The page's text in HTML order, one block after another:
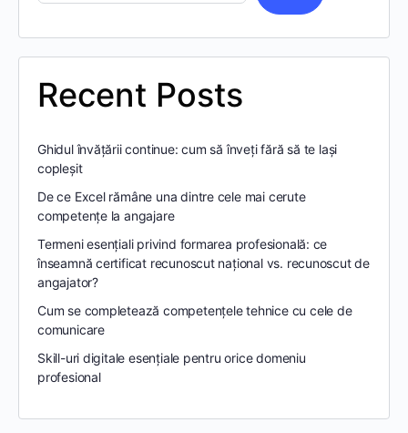
Recent Posts
Ghidul învățării continue: cum să înveți fără să te lași
copleșit
De ce Excel rămâne una dintre cele mai cerute
competențe la angajare
Termeni esențiali privind formarea profesională: ce
înseamnă certificat recunoscut național vs. recunoscut de
angajator?
Cum se completează competențele tehnice cu cele de
comunicare
Skill-uri digitale esențiale pentru orice domeniu
profesional